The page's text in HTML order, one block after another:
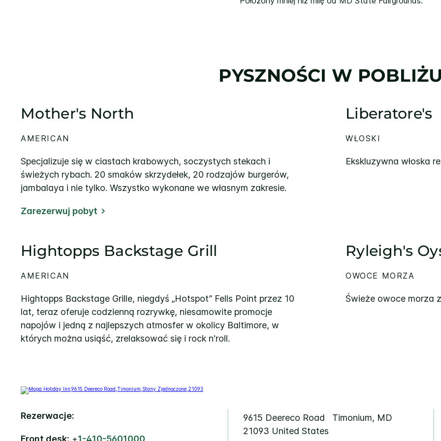
PYSZNOŚCI W
Mother's North
AMERICAN
Specjalizuje się w ciastach krabowych, soczystych stekach i
świeżych rybach. 20 smaków skrzydełek, 20 rodzajów burgerów,
jambalaya i nie tylko. Wszystko wykonane we własnym zakresie.
Zarezerwuj pobyt
Liberatore's
WŁOSKI
Ekskluzywna włoska
Hightopps Backstage Grill
AMERICAN
Hightopps Backstage Grille, niegdyś „Hotspot” Fells Point przez 10
lat, teraz oferuje codzienną rozrywkę, niesamowite promocje
napojów i jedną z najlepszych atmosfer w okolicy Baltimore, w
których można usiąść, zrelaksować się i rock n'roll.
Ryleigh's
OWOCE MORZA
Świeże owoce morza
Rezerwacje:
Front desk: +1-410-5601000
9615 Deereco Road Timonium, MD
21093 United States